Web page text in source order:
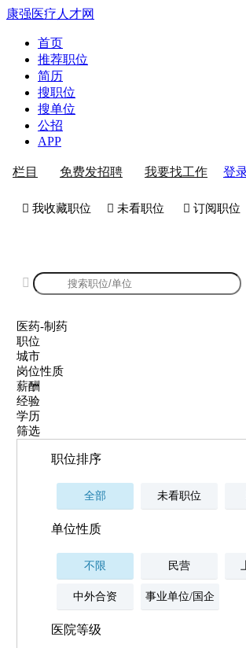
康强医疗人才网
首页
推荐职位
简历
搜职位
搜单位
公招
APP
栏目 免费发招聘 我要找工作 登
 我收藏职位  未看职位  订阅职位

医药-制药
职位
城市
岗位性质
薪酬
经验
学历
筛选
职位排序
全部 未看职位
单位性质
不限 民营
中外合资 事业单位/国企
医院等级